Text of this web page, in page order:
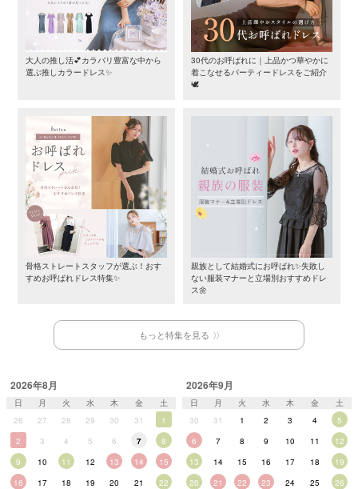
大人の推し活💕カラバリ豊富な中から
選ぶ推しカラードレス✨
30代のお呼ばれに｜上品かつ華やかに
着こなせるパーティードレスをご紹介
🕊️
骨格ストレートスタッフが選ぶ！おす
すめお呼ばれドレス特集✨
親族として結婚式にお呼ばれ✨失敗し
ない服装マナーと立場別おすすめドレ
ス🌼
もっと特集を見る
2026年8月
日 月 火 水 木 金
土
26
27 28 29 30 31
1
2
3 4 5 6 7
8
9
10 11 12 13 14
15
16
17 18 19 20 21
22
2026年9月
日 月 火 水 木 金
土
30
31 1 2 3 4
5
6
7 8 9 10 11
12
13
14 15 16 17 18
19
20
21 22 23 24 25
26